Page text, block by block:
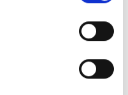
met cookiebeleid. U
ons privacybeleid